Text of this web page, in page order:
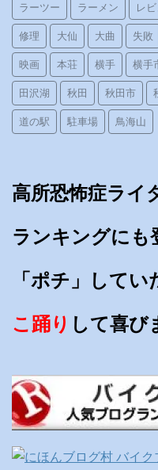
ラーツー ラーメン レ
修理 大仙 大曲 失敗
映画 本荘 横手 横手
田沢湖 秋田 秋田市
道の駅 駐車場 鳥海山
高所恐怖症ライ
ランキングにも
「ポチ」してい
こ踊り して喜び